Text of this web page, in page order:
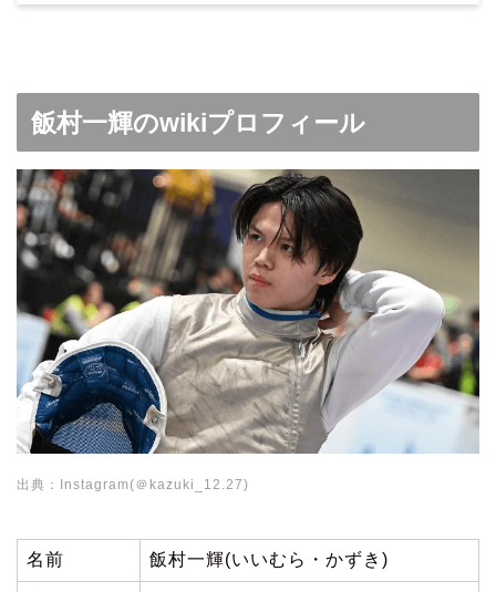
飯村一輝のwikiプロフィール
出典：Instagram(＠kazuki_12.27)
名前 飯村一輝(いいむら・かずき)